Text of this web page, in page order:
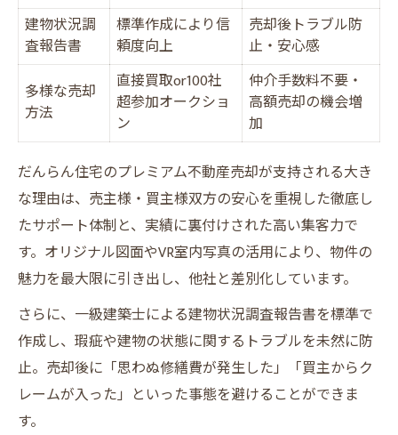
法律的な注意点を押さえた売却術
建物状況調
査報告書
標準作成により信
頼度向上
売却後トラブル防
止・安心感
多様な売却
方法
直接買取or100社
超参加オークショ
ン
仲介手数料不要・
高額売却の機会増
加
だんらん住宅のプレミアム不動産売却が支持される大き
な理由は、売主様・買主様双方の安心を重視した徹底し
たサポート体制と、実績に裏付けされた高い集客力で
す。オリジナル図面やVR室内写真の活用により、物件の
魅力を最大限に引き出し、他社と差別化しています。
さらに、一級建築士による建物状況調査報告書を標準で
作成し、瑕疵や建物の状態に関するトラブルを未然に防
止。売却後に「思わぬ修繕費が発生した」「買主からク
レームが入った」といった事態を避けることができま
す。